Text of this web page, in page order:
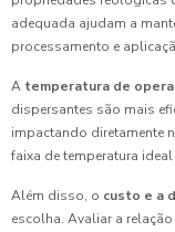
adequada ajudam a
processamento e
A temperatura de
dispersantes são mais
impactando diretamente
faixa de temperatura
Além disso, o custo e a
escolha. Avaliar a